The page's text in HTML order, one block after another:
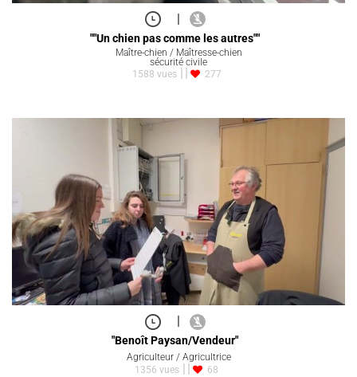
|
""Un chien pas comme les autres""
Maître-chien / Maîtresse-chien
sécurité civile
1588 vues
277
|
"Benoît Paysan/Vendeur"
Agriculteur / Agricultrice
1356 vues
68